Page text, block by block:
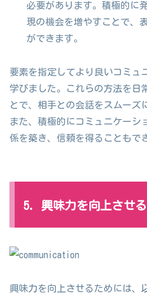
必要があります。積極的に
現の機会を増やすことで、
ができます。
要素を指定してより良いコミュ
学びました。これらの方法を日
とで、相手との会話をスムーズ
また、積極的にコミュニケーシ
係を築き、信頼を得ることもで
5. 興味力を向上させ
興味力を向上させるためには、